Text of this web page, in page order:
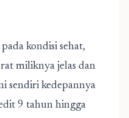
kondisi sehat,
miliknya jelas dan
sendiri kedepannya
9 tahun hingga